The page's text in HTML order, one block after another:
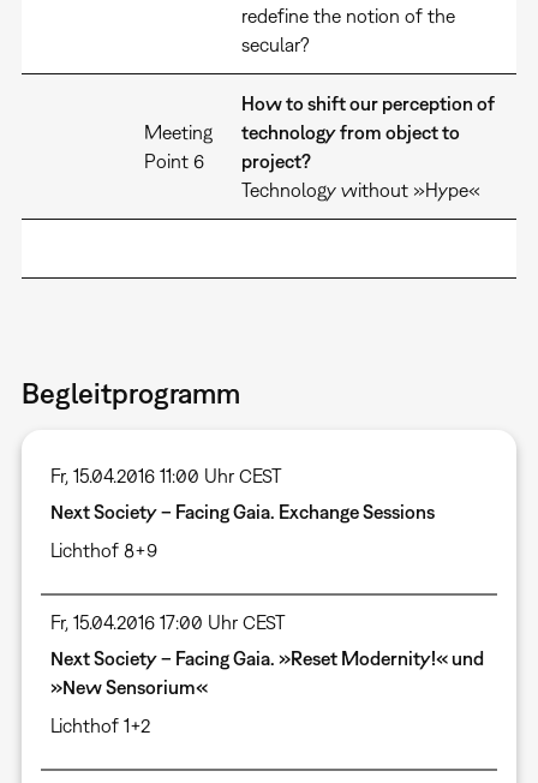
redefine the notion of the
secular?
Meeting
Point 6
How to shift our perception of
technology from object to
project?
Technology without »Hype«
Begleitprogramm
Fr, 15.04.2016 11:00 Uhr CEST
Next Society – Facing Gaia. Exchange Sessions
Lichthof 8+9
Fr, 15.04.2016 17:00 Uhr CEST
Next Society – Facing Gaia. »Reset Modernity!« und
»New Sensorium«
Lichthof 1+2